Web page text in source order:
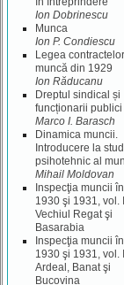
Ion Dobrinescu
Munca
Ion P. Condiescu
Legea
muncă din 1929
Ion Răducanu
Dreptul sindical și
funcționarii publici
Marco I. Barasch
Dinamica muncii.
Introducere la
psihotehnic al
Mihail Moldovan
Inspecţia muncii în
1930 şi 1931, vol. I
Vechiul Regat şi
Basarabia
Inspecţia muncii în
1930 şi 1931, vol. II
Ardeal, Banat şi
Bucovina